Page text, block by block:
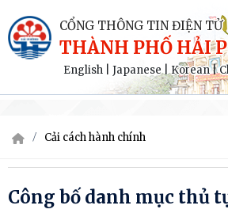
CỔNG THÔNG TIN ĐIỆN TỬ
THÀNH PHỐ HẢI
English Japanese|Korean|
Cải cách hành chính
Công bố danh mục thủ